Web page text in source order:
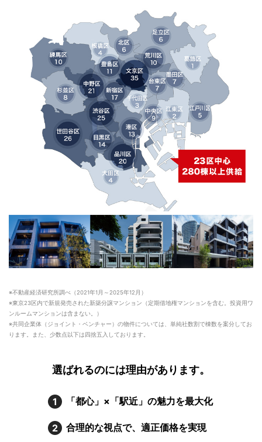
※不動産経済研究所調べ（2021年1月～2025年12月）
※東京23区内で新規発売された新築分譲マンション（定期借地権マンションを含む。投資用ワ
ンルームマンションは含まない。）
※共同企業体（ジョイント・ベンチャー）の物件については、単純社数割で棟数を案分してお
ります。また、少数点以下は四捨五入しております。
選ばれるのには理由があります。
1 「都心」×「駅近」の魅力を最大化
2 合理的な視点で、適正価格を実現